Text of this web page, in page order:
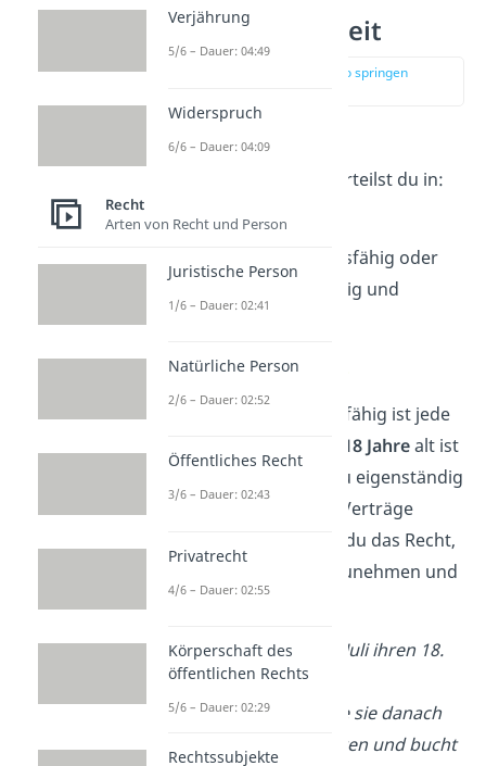
Geschäftsfähigkeit
zur Stelle im Video springen
Diedrei Stufen der
unterteilst du in:
voll geschäftsfähig,
geschäftsfähig oder
geschäftsfähig und
Volle Geschäftsfähigkeit
Unbeschränkt geschäftsfähig ist jede
mindestens 18 Jahrealt ist
(§ 2 BGB). Dann darfst du eigenständig
ein Konto eröffnen und Verträge
abschließen. Damit hast du das Recht,
anzunehmen und
abzugeben.
Beispiel:Laura feiert im Juli ihren 18.
Geburtstag. Von ihrem
Geburtstagsgeld möchte sie danach
gerne in den Urlaub fahren und bucht
Verjährung
5/6 – Dauer: 04:49
Widerspruch
6/6 – Dauer: 04:09
Recht
Arten von Recht und Person
Juristische Person
1/6 – Dauer: 02:41
Natürliche Person
2/6 – Dauer: 02:52
Öffentliches Recht
3/6 – Dauer: 02:43
Privatrecht
4/6 – Dauer: 02:55
Körperschaft des
öffentlichen Rechts
5/6 – Dauer: 02:29
Rechtssubjekte